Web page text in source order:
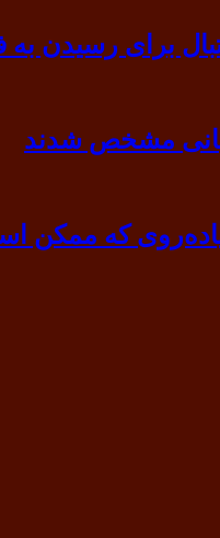
برای رسیدن به
مشخص شدند